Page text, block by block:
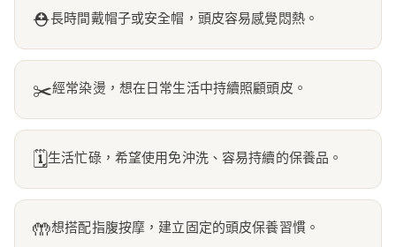
⛑️長時間戴帽子或安全帽，頭皮容易感覺悶熱。
✂️經常染燙，想在日常生活中持續照顧頭皮。
🗓️生活忙碌，希望使用免沖洗、容易持續的保養品。
🤲想搭配指腹按摩，建立固定的頭皮保養習慣。